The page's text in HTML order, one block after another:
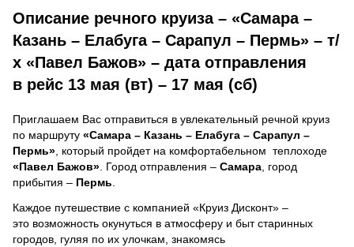
Описание речного круиза – «Самара –
Казань – Елабуга – Сарапул – Пермь» – т/
х «Павел Бажов» – дата отправления
в рейс 13 мая (вт) – 17 мая (сб)
Приглашаем Вас отправиться в увлекательный речной круиз
по маршруту «Самара – Казань – Елабуга – Сарапул –
Пермь» , который пройдет на комфортабельном теплоходе
«Павел Бажов» . Город отправления – Самара , город
прибытия – Пермь
Каждое путешествие с компанией «Круиз Дисконт» –
это возможность окунуться в атмосферу и быт старинных
городов, гуляя по их улочкам, знакомясь